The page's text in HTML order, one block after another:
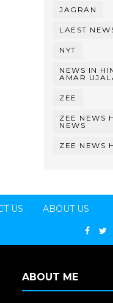
JAGRAN
LAEST
NYT
NEWS IN
AMAR
ZEE
ZEE NEWS
NEWS
ZEE NEWS
US ABOUT US
ABOUT ME